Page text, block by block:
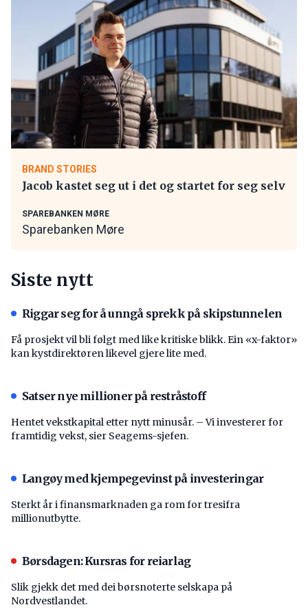
BRAND STORIES
Jacob kastet seg ut i det og startet for seg selv
SPAREBANKEN MØRE
Sparebanken Møre
Siste nytt
Riggar seg for å unngå sprekk på skipstunnelen
Få prosjekt vil bli følgt med like kritiske blikk. Ein «x-faktor»
kan kystdirektøren likevel gjere lite med.
Satser nye millioner på restråstoff
Hentet vekstkapital etter nytt minusår. – Vi investerer for
framtidig vekst, sier Seagems-sjefen.
Langøy med kjempegevinst på investeringar
Sterkt år i finansmarknaden ga rom for tresifra
millionutbytte.
Børsdagen: Kursras for reiarlag
Slik gjekk det med dei børsnoterte selskapa på
Nordvestlandet.